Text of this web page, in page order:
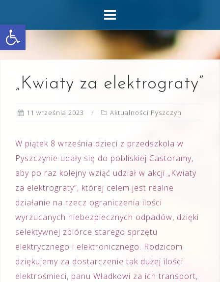
Otwórz pasek narzędzi
content
„Kwiaty za elektrograty”
11 września 2023 Aktualności Pyszczyn
W piątek 8 września dzieci z przedszkola w
Pyszczynie udały się do pobliskiej Castoramy,
aby po raz kolejny wziąć udział w akcji „Kwiaty
za elektrograty”, której celem jest realne
działanie na rzecz ograniczenia ilości
wyrzucanych niebezpiecznych odpadów, dzięki
selektywnej zbiórce starego sprzętu
elektrycznego i elektronicznego. Rodzicom
dziękujemy za dostarczenie tak dużej ilości
elektrośmieci, panu Władkowi za ich transport,